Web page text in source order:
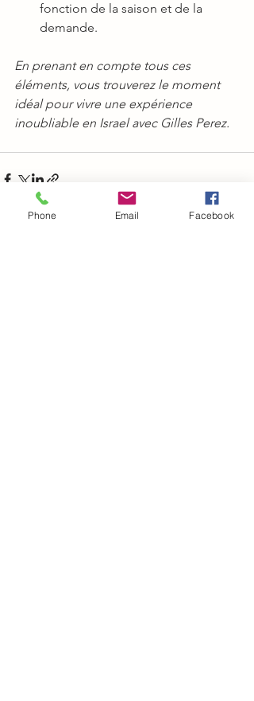
fonction de la saison et de la
demande.
En prenant en compte tous ces
éléments, vous trouverez le moment
idéal pour vivre une expérience
inoubliable en Israel avec Gilles Perez.
Phone Email Facebook